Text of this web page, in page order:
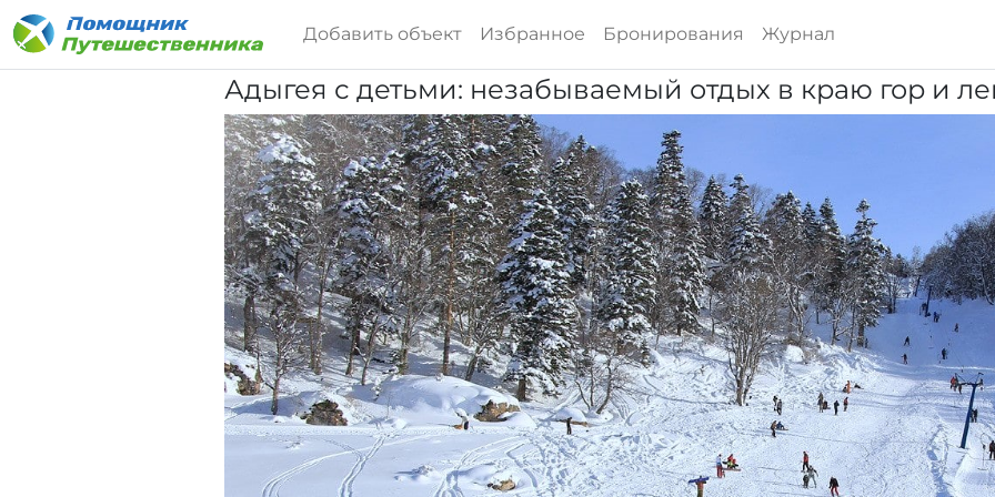
Добавить объект Избранное Бронирования Журнал
Адыгея с детьми: незабываемый отдых в краю гор и